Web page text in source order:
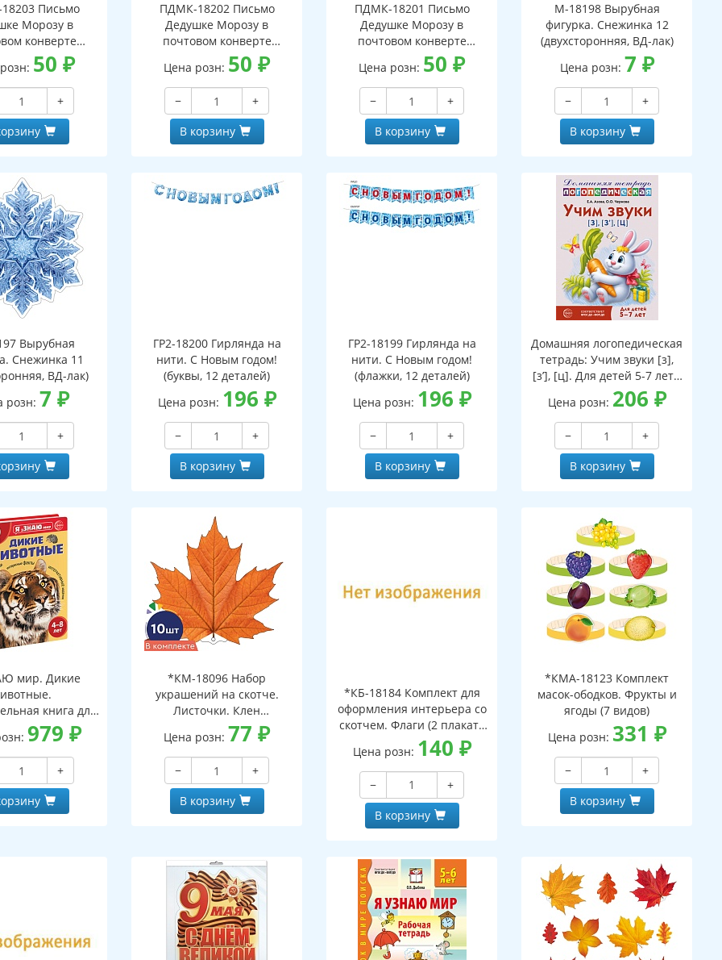
Письмо
Морозу в
конверте
письмо с текстом
на обороте,
фигурка)
50₽
+
ПДМК-18202 Письмо
Дедушке Морозу в
почтовом конверте
(конверт, письмо с текстом
и раскраской на обороте,
вырубная фигурка)
Цена розн: 50₽
−
+
В корзину
ПДМК-18201 Письмо
Дедушке Морозу в
почтовом конверте
(конверт, письмо с текстом
и раскраской на обороте,
вырубная фигурка)
Цена розн: 50₽
−
+
В корзину
М-18198 Вырубная
фигурка. Снежинка 12
(двухсторонняя, ВД-лак)
Цена розн: 7 ₽
−
+
В корзину
Вырубная
Снежинка 11
ВД-лак)
розн: 7 ₽
+
ГР2-18200 Гирлянда на
нити. С Новым годом!
(буквы, 12 деталей)
Цена розн: 196 ₽
−
+
В корзину
ГР2-18199 Гирлянда на
нити. С Новым годом!
(флажки, 12 деталей)
Цена розн: 196 ₽
−
+
В корзину
Домашняя логопедическая
тетрадь: Учим звуки [з],
[з’], [ц]. Для детей 5-7 лет -
3-е изд.
Цена розн: 206 ₽
−
+
В корзину
мир. Дикие
книга для
4-8 лет
979 ₽
+
*КМ-18096 Набор
украшений на скотче.
Листочки. Клен
наборе, двухсторонний,
ВД-лак)
Цена розн: 77₽
−
+
В корзину
*КБ-18184 Комплект для
оформления интерьера со
скотчем. Флаги (2 плаката
А3)
Цена розн: 140 ₽
−
+
В корзину
*КМА-18123 Комплект
масок-ободков. Фрукты и
ягоды (7 видов)
Цена розн: 331 ₽
−
+
В корзину